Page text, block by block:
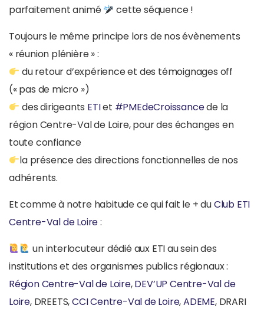
parfaitement animé
cette séquence !
Toujours le même principe lors de nos évènements
« réunion plénière » :
du retour d’expérience et des témoignages off
(« pas de micro »)
des dirigeants ETIet #PMEdeCroissancede la
région Centre-Val de Loire, pour des échanges en
toute confiance
la présence des directions fonctionnelles de nos
adhérents.
Et comme à notre habitude ce qui fait le + duClub ETI
Centre-Val de Loire:
un interlocuteur dédié aux ETI au sein des
institutions et des organismes publics régionaux :
Région Centre-Val de Loire,DEV’UP Centre-Val de
Loire, DREETS,CCI Centre-Val de Loire,ADEME, DRARI